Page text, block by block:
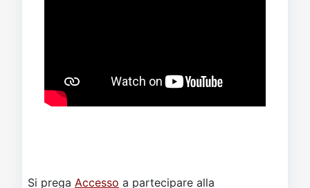
Si prega Accesso a partecipare alla